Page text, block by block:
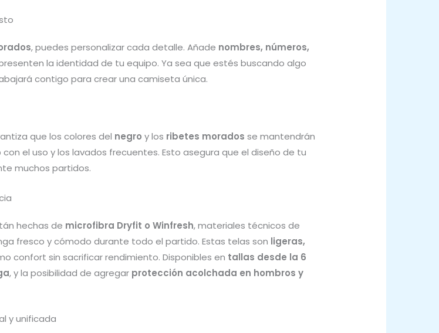
, puedes personalizar cada detalle. Añade nombres, números,
la identidad de tu equipo. Ya sea que estés buscando algo
contigo para crear una camiseta única.
que los colores del negro y los ribetes morados se mantendrán
el uso y los lavados frecuentes. Esto asegura que el diseño de tu
muchos partidos.
hechas de microfibra Dryfit o Winfresh, materiales técnicos de
fresco y cómodo durante todo el partido. Estas telas son ligeras,
confort sin sacrificar rendimiento. Disponibles en tallas desde la 6
, y la posibilidad de agregar protección acolchada en hombros y
y unificada